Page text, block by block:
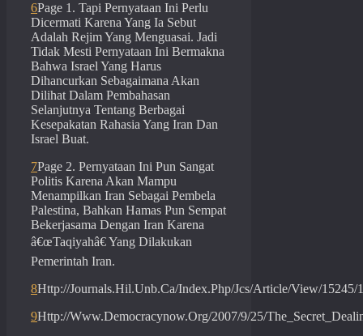
6Page 1. Tapi Pernyataan Ini Perlu
Dicermati Karena Yang Ia Sebut
Adalah Rejim Yang Menguasai. Jadi
Tidak Mesti Pernyataan Ini Bermakna
Bahwa Israel Yang Harus
Dihancurkan Sebagaimana Akan
Dilihat Dalam Pembahasan
Selanjutnya Tentang Berbagai
Kesepakatan Rahasia Yang Iran Dan
Israel Buat.
7Page 2. Pernyataan Ini Pun Sangat
Politis Karena Akan Mampu
Menampilkan Iran Sebagai Pembela
Palestina, Bahkan Hamas Pun Sempat
Bekerjasama Dengan Iran Karena
â€œTaqiyahâ€ Yang Dilakukan
Pemerintah Iran.
8Http://Journals.Hil.Unb.Ca/Index.Php/Jcs/Article/View/15245/
9Http://Www.Democracynow.Org/2007/9/25/